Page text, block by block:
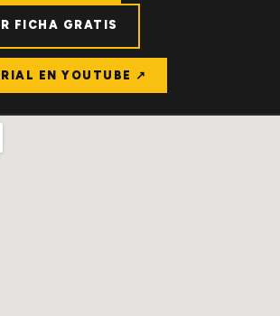
FICHA GRATIS
EN YOUTUBE ↗